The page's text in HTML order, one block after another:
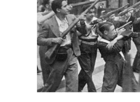
Luis
A.
Ruiz
Casero
“sin
Lustre,
sin